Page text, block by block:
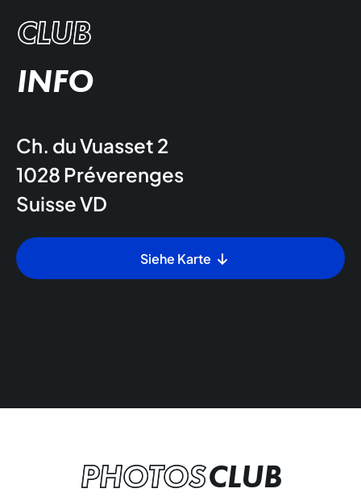
CLUB
INFO
Ch. du Vuasset 2
1028 Préverenges
SuisseVD
Siehe Karte
PHOTOSCLUB